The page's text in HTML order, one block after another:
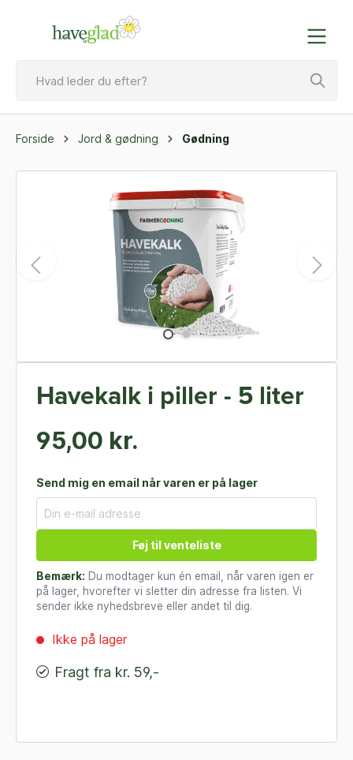
Forside Jord & gødning Gødning
Havekalk i piller - 5 liter
95,00 kr.
Send mig en email når varen er på lager
Føj til venteliste
Bemærk: Du modtager kun én email, når varen igen er
på lager, hvorefter vi sletter din adresse fra listen. Vi
sender ikke nyhedsbreve eller andet til dig.
Ikke på lager
Fragt fra kr. 59,-